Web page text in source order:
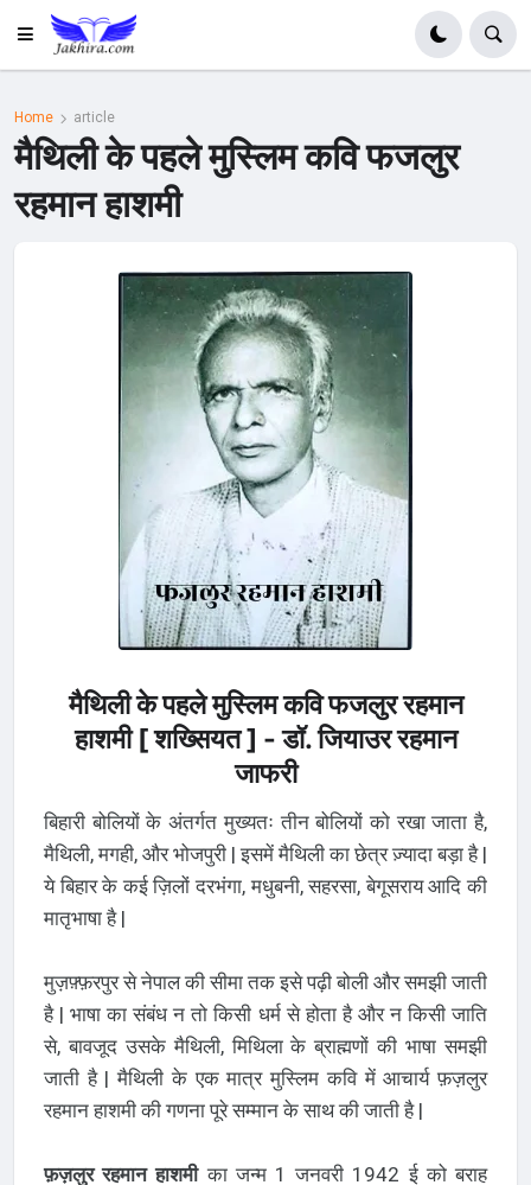
Home article
मैथिली के पहले मुस्लिम कवि फजलुर
रहमान हाशमी
मैथिली के पहले मुस्लिम कवि फजलुर रहमान
हाशमी [ शख्सियत ] - डॉ. जियाउर रहमान
जाफरी
बिहारी बोलियों के अंतर्गत मुख्यतः तीन बोलियों को रखा जाता है,
मैथिली, मगही, और भोजपुरी | इसमें मैथिली का छेत्र ज़्यादा बड़ा है |
ये बिहार के कई ज़िलों दरभंगा, मधुबनी, सहरसा, बेगूसराय आदि की
मातृभाषा है |
मुज़फ़्फ़रपुर से नेपाल की सीमा तक इसे पढ़ी बोली और समझी जाती
है | भाषा का संबंध न तो किसी धर्म से होता है और न किसी जाति
से, बावजूद उसके मैथिली, मिथिला के ब्राह्मणों की भाषा समझी
जाती है | मैथिली के एक मात्र मुस्लिम कवि में आचार्य फ़ज़लुर
रहमान हाशमी की गणना पूरे सम्मान के साथ की जाती है |
फ़ज़लुर रहमान हाशमीका जन्म 1 जनवरी 1942 ई को बराह